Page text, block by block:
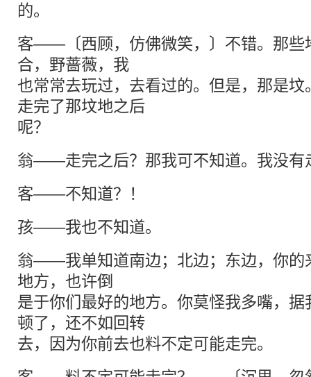
的。
客——〔西顾，仿佛微笑，〕不错。那些
合，野蔷薇，我
也常常去玩过，去看过的。但是，那是
走完了那坟地之后
呢？
翁——走完之后？那我可不知道。我没有
客——不知道？！
孩——我也不知道。
翁——我单知道南边；北边；东边，你的
地方，也许倒
是于你们最好的地方。你莫怪我多嘴，
顿了，还不如回转
去，因为你前去也料不定可能走完。